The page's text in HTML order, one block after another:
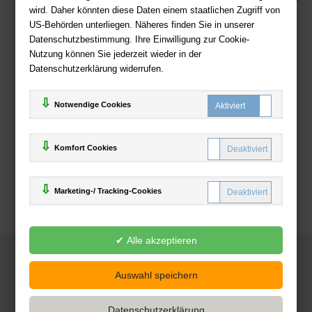
wird. Daher könnten diese Daten einem staatlichen Zugriff von
US-Behörden unterliegen. Näheres finden Sie in unserer
Datenschutzbestimmung. Ihre Einwilligung zur Cookie-
Nutzung können Sie jederzeit wieder in der
Datenschutzerklärung widerrufen.
Notwendige Cookies
Komfort Cookies
Marketing-/ Tracking-Cookies
Zahlweisen
Deutsche-Buchhandlung.de
www.deutsche-buchhandlung.de ist ein Angebot der
Handelsgesellschaft mbH
Powered by Inooga